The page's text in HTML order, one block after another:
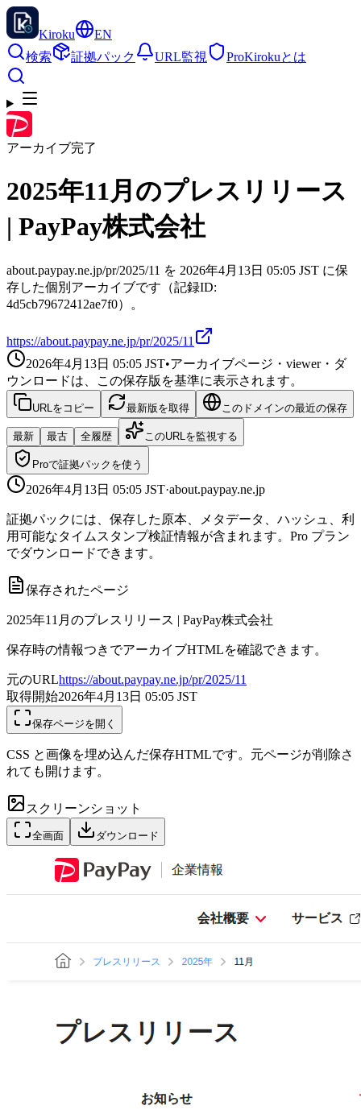
Kiroku
EN
検索
証拠パック URL監視 ProKirokuとは
アーカイブ完了
2025年11月のプレスリリース
| PayPay株式会社
about.paypay.ne.jp/pr/2025/11 を 2026年4月13日 05:05 JST に保
存した個別アーカイブです（記録ID:
4d5cb79672412ae7f0）。
https://about.paypay.ne.jp/pr/2025/11
2026年4月13日 05:05 JST•アーカイブページ・viewer・ダ
ウンロードは、この保存版を基準に表示されます。
URLをコピー 最新版を取得 このドメインの最近の保存
最新 最古 全履歴 このURLを監視する
Proで証拠パックを使う
2026年4月13日 05:05 JST·about.paypay.ne.jp
証拠パックには、保存した原本、メタデータ、ハッシュ、利
用可能なタイムスタンプ検証情報が含まれます。Pro プラン
でダウンロードできます。
保存されたページ
2025年11月のプレスリリース | PayPay株式会社
保存時の情報つきでアーカイブHTMLを確認できます。
元のURLhttps://about.paypay.ne.jp/pr/2025/11
取得開始2026年4月13日 05:05 JST
保存ページを開く
CSS と画像を埋め込んだ保存HTMLです。元ページが削除さ
れても開けます。
スクリーンショット
全画面 ダウンロード